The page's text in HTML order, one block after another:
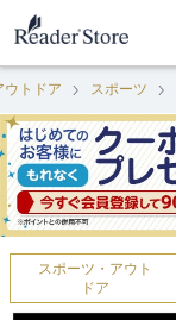
ウトドア スポーツ
スポーツ・アウト
ドア